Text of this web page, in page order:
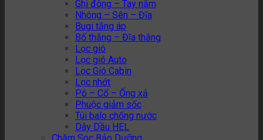
Ghi đông – Tay nắm
Nhông – Sên – Đĩa
Bugi tăng áp
Bố thắng – Đĩa thắng
Lọc gió
Lọc gió Auto
Lọc Gió Cabin
Lọc nhớt
Pô – Cổ – Ống xả
Phuộc giảm sốc
Túi balo chống nước
Dây Dầu HEL